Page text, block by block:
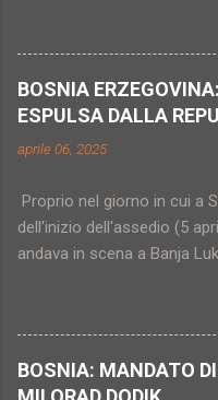
modo grave. L'assalitore
estremista wahabita e
(capoluogo del
col nome religioso di
delle ferite procurategli
aveva attaccato e
nelle zone di Raska e
che non s...
BOSNIA
ESPULSA DALLA
aprile 06, 2025
Proprio nel giorno in cui a
dell'inizio dell'assedio (5
andava in scena a Banja
non grata" e di fatto
insieme alla sua
BOSNIA: MANDATO